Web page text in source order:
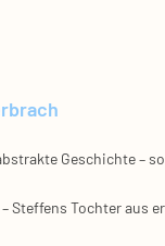
Geschich­te –
Toch­ter